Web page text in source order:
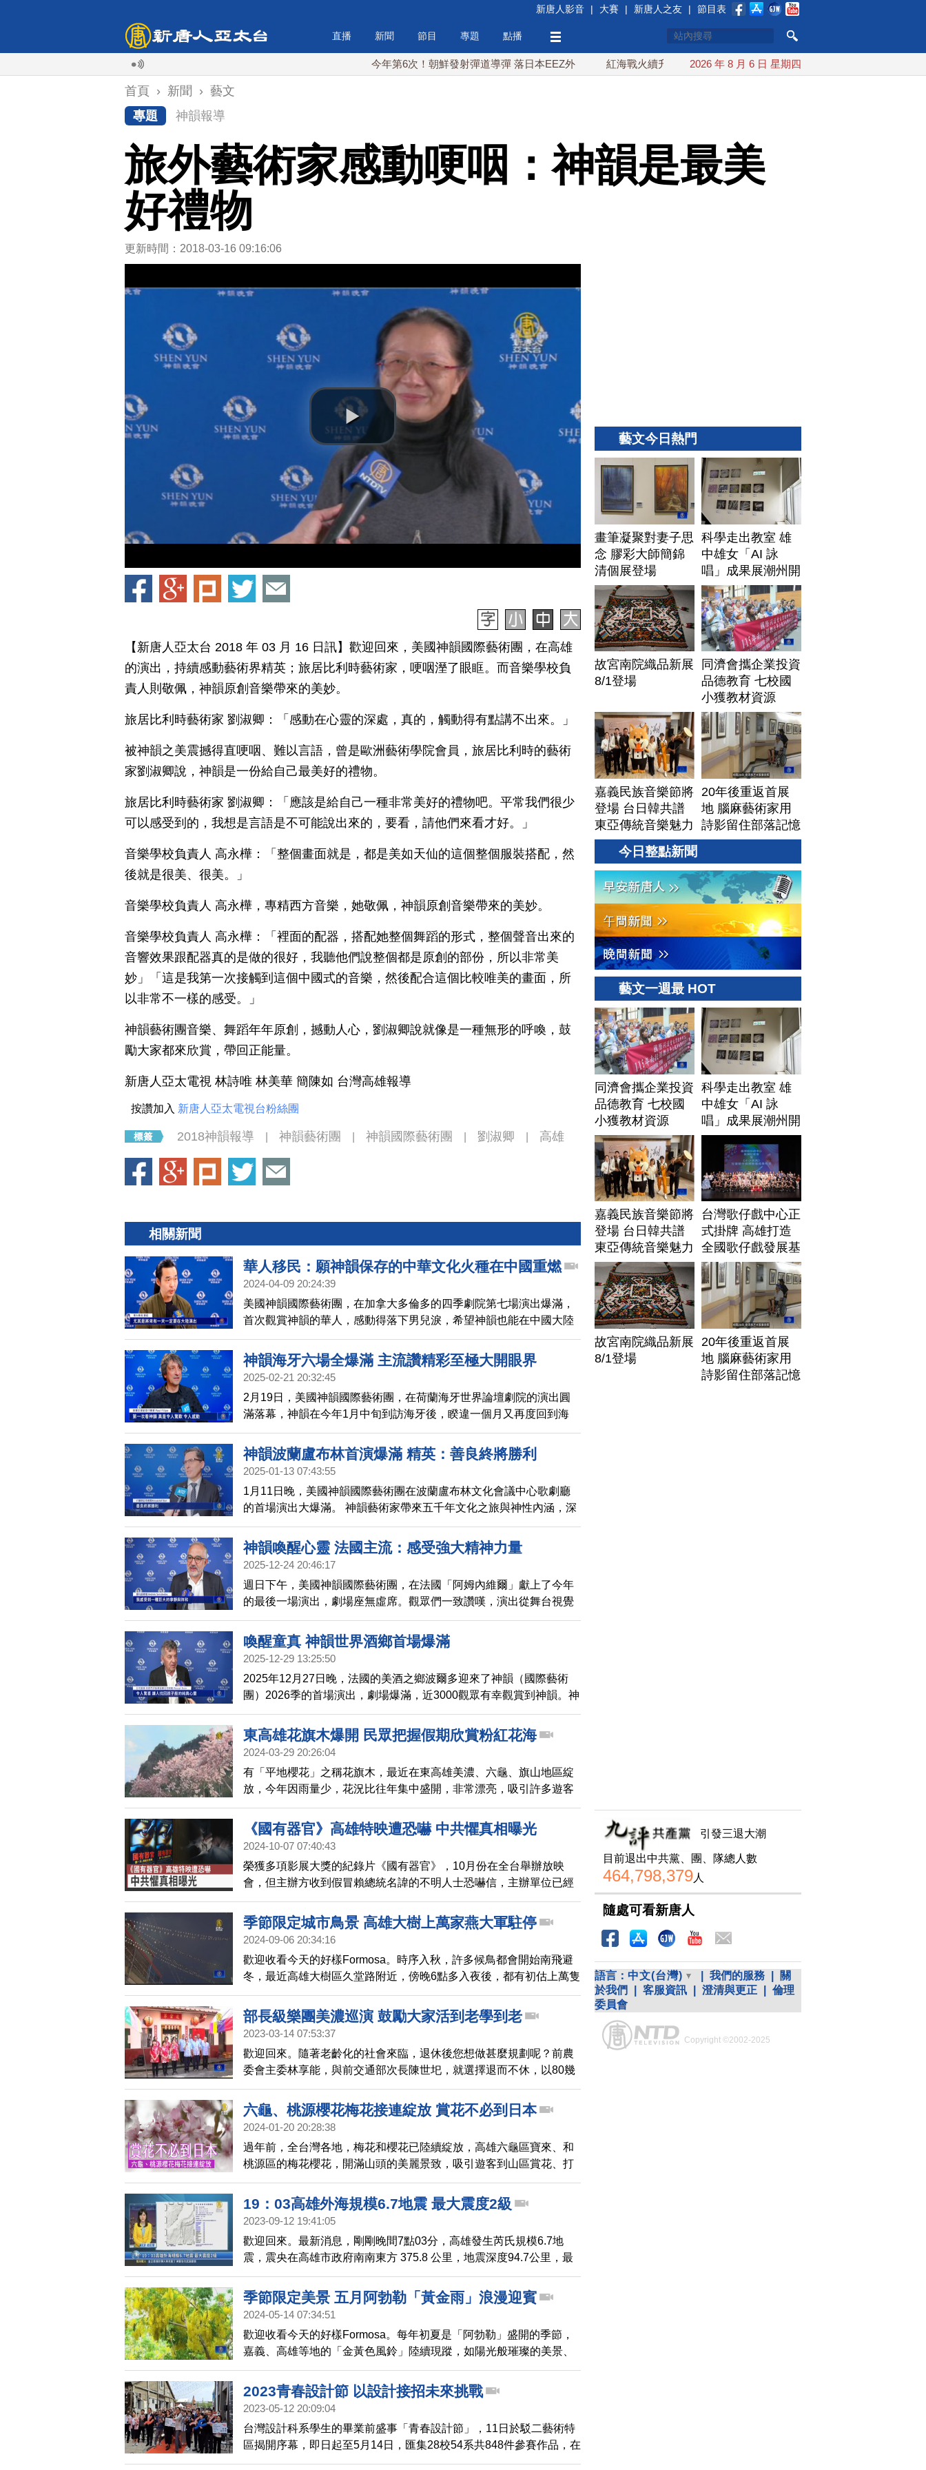
新唐人影音 | 大賽 | 新唐人之友 | 節目表
直播 新聞 節目 專題 點播
今年第6次！朝鮮發射彈道導彈 落日本EEZ外 紅海戰火續升溫 也門胡塞武裝稱又襲擊沙特油輪
2026 年 8 月 6 日 星期四
首頁 › 新聞 › 藝文
專題
神韻報導
旅外藝術家感動哽咽：神韻是最美
好禮物
更新時間：2018-03-16 09:16:06
【新唐人亞太台 2018 年 03 月 16 日訊】歡迎回來，美國神韻國際藝術團，在高雄
的演出，持續感動藝術界精英；旅居比利時藝術家，哽咽溼了眼眶。而音樂學校負
責人則敬佩，神韻原創音樂帶來的美妙。
旅居比利時藝術家 劉淑卿：「感動在心靈的深處，真的，觸動得有點講不出來。」
被神韻之美震撼得直哽咽、難以言語，曾是歐洲藝術學院會員，旅居比利時的藝術
家劉淑卿說，神韻是一份給自己最美好的禮物。
旅居比利時藝術家 劉淑卿：「應該是給自己一種非常美好的禮物吧。平常我們很少
可以感受到的，我想是言語是不可能說出來的，要看，請他們來看才好。」
音樂學校負責人 高永樺：「整個畫面就是，都是美如天仙的這個整個服裝搭配，然
後就是很美、很美。」
音樂學校負責人 高永樺，專精西方音樂，她敬佩，神韻原創音樂帶來的美妙。
音樂學校負責人 高永樺：「裡面的配器，搭配她整個舞蹈的形式，整個聲音出來的
音響效果跟配器真的是做的很好，我聽他們說整個都是原創的部份，所以非常美
妙」「這是我第一次接觸到這個中國式的音樂，然後配合這個比較唯美的畫面，所
以非常不一樣的感受。」
神韻藝術團音樂、舞蹈年年原創，撼動人心，劉淑卿說就像是一種無形的呼喚，鼓
勵大家都來欣賞，帶回正能量。
新唐人亞太電視 林詩唯 林美華 簡陳如 台灣高雄報導
按讚加入 新唐人亞太電視台粉絲團
2018神韻報導 神韻藝術團 神韻國際藝術團 劉淑卿 高雄
相關新聞
華人移民：願神韻保存的中華文化火種在中國重燃
2024-04-09 20:24:39
美國神韻國際藝術團，在加拿大多倫多的四季劇院第七場演出爆滿，
首次觀賞神韻的華人，感動得落下男兒淚，希望神韻也能在中國大陸
演出。
神韻海牙六場全爆滿 主流讚精彩至極大開眼界
2025-02-21 20:32:45
2月19日，美國神韻國際藝術團，在荷蘭海牙世界論壇劇院的演出圓
滿落幕，神韻在今年1月中旬到訪海牙後，睽違一個月又再度回到海
牙，三場演出全部售罄。觀眾紛紛讚歎神韻演出精彩至極，美不勝
收，令人大開眼界。
神韻波蘭盧布林首演爆滿 精英：善良終將勝利
2025-01-13 07:43:55
1月11日晚，美國神韻國際藝術團在波蘭盧布林文化會議中心歌劇廳
的首場演出大爆滿。 神韻藝術家帶來五千年文化之旅與神性內涵，深
深觸動了觀眾的心，各界精英讚歎神韻演員高超的藝術造詣。演出結
束後演員二次謝幕回報觀眾的熱情。
神韻喚醒心靈 法國主流：感受強大精神力量
2025-12-24 20:46:17
週日下午，美國神韻國際藝術團，在法國「阿姆內維爾」獻上了今年
的最後一場演出，劇場座無虛席。觀眾們一致讚嘆，演出從舞台視覺
到精神層面，每一幕都壯麗華美，帶來寧靜、祥和與深刻感動。
喚醒童真 神韻世界酒鄉首場爆滿
2025-12-29 13:25:50
2025年12月27日晚，法國的美酒之鄉波爾多迎來了神韻（國際藝術
團）2026季的首場演出，劇場爆滿，近3000觀眾有幸觀賞到神韻。神
韻展現的古老傳統和中華千年文化讓觀眾們找回孩子般的純真心靈，
令人樂觀向上，向世界展現全新的中國。
東高雄花旗木爆開 民眾把握假期欣賞粉紅花海
2024-03-29 20:26:04
有「平地櫻花」之稱花旗木，最近在東高雄美濃、六龜、旗山地區綻
放，今年因雨量少，花況比往年集中盛開，非常漂亮，吸引許多遊客
前來踏青拍照。
《國有器官》高雄特映遭恐嚇 中共懼真相曝光
2024-10-07 07:40:43
榮獲多項影展大獎的紀錄片《國有器官》，10月份在全台舉辦放映
會，但主辦方收到假冒賴總統名諱的不明人士恐嚇信，主辦單位已經
報警處理，呼籲大家將真相廣傳，制止中共惡行。
季節限定城市鳥景 高雄大樹上萬家燕大軍駐停
2024-09-06 20:34:16
歡迎收看今天的好樣Formosa。時序入秋，許多候鳥都會開始南飛避
冬，最近高雄大樹區久堂路附近，傍晚6點多入夜後，都有初估上萬隻
的家燕，在鄰近幾條街的電線桿停留休息，形成奇景，透過鏡頭帶您
直擊。
部長級樂團美濃巡演 鼓勵大家活到老學到老
2023-03-14 07:53:37
歡迎回來。隨著老齡化的社會來臨，退休後您想做甚麼規劃呢？前農
委會主委林享能，與前交通部次長陳世圯，就選擇退而不休，以80幾
歲的高齡學習薩克斯風，還考上街頭藝人，日前受邀到美濃馮家夥房
巡演，帶給民眾歡樂，也鼓勵大家活到老學到老。
六龜、桃源櫻花梅花接連綻放 賞花不必到日本
2024-01-20 20:28:38
過年前，全台灣各地，梅花和櫻花已陸續綻放，高雄六龜區寶來、和
桃源區的梅花櫻花，開滿山頭的美麗景致，吸引遊客到山區賞花、打
卡拍照。
19：03高雄外海規模6.7地震 最大震度2級
2023-09-12 19:41:05
歡迎回來。最新消息，剛剛晚間7點03分，高雄發生芮氏規模6.7地
震，震央在高雄市政府南南東方 375.8 公里，地震深度94.7公里，最
大震度2級，屏東、高雄、台東、台南、 雲林、彰化都是2級。
季節限定美景 五月阿勃勒「黃金雨」浪漫迎賓
2024-05-14 07:34:51
歡迎收看今天的好樣Formosa。每年初夏是「阿勃勒」盛開的季節，
嘉義、高雄等地的「金黃色風鈴」陸續現蹤，如陽光般璀璨的美景、
鮮豔迷人，將大地染上鮮豔的色彩，是夏季限定的浪漫美景。
2023青春設計節 以設計接招未來挑戰
2023-05-12 20:09:04
台灣設計科系學生的畢業前盛事「青春設計節」，11日於駁二藝術特
區揭開序幕，即日起至5月14日，匯集28校54系共848件參賽作品，在
駁二特區展出，提供專屬舞台讓青年學子發表創作。
藝文今日熱門
畫筆凝聚對妻子思
念 膠彩大師簡錦
清個展登場
科學走出教室 雄
中雄女「AI 詠
唱」成果展潮州開
展
故宮南院織品新展
8/1登場
同濟會攜企業投資
品德教育 七校國
小獲教材資源
嘉義民族音樂節將
登場 台日韓共譜
東亞傳統音樂魅力
20年後重返首展
地 腦麻藝術家用
詩影留住部落記憶
今日整點新聞
藝文一週最 HOT
同濟會攜企業投資
品德教育 七校國
小獲教材資源
科學走出教室 雄
中雄女「AI 詠
唱」成果展潮州開
展
嘉義民族音樂節將
登場 台日韓共譜
東亞傳統音樂魅力
台灣歌仔戲中心正
式掛牌 高雄打造
全國歌仔戲發展基
地
故宮南院織品新展
8/1登場
20年後重返首展
地 腦麻藝術家用
詩影留住部落記憶
引發三退大潮
目前退出中共黨、團、隊總人數
464,798,379人
隨處可看新唐人
語言： 中文(台灣) 我們的服務
關
於我們
客服資訊 澄清與更正
倫理
委員會
Copyright ©2002-2025